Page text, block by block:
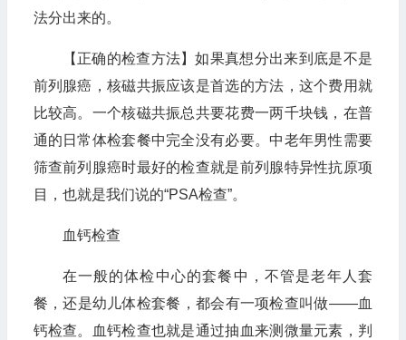
法分出来的。
【正确的检查方法】如果真想分出来到底是不是
前列腺癌，核磁共振应该是首选的方法，这个费用就
比较高。一个核磁共振总共要花费一两千块钱，在普
通的日常体检套餐中完全没有必要。中老年男性需要
筛查前列腺癌时最好的检查就是前列腺特异性抗原项
目，也就是我们说的“PSA检查”。
血钙检查
在一般的体检中心的套餐中，不管是老年人套
餐，还是幼儿体检套餐，都会有一项检查叫做——血
钙检查。血钙检查也就是通过抽血来测微量元素，判